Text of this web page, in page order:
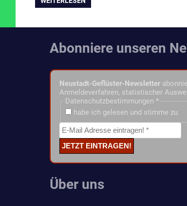
Abonniere unseren
Neustadt-Geflüster-Newsletter
Anmeldeverfahren, statistischer
Datenschutzbestimmungen *
habe ich gelesen und stimme zu
Über uns